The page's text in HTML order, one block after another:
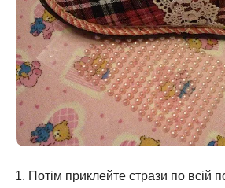
Потім приклейте стрази по всій